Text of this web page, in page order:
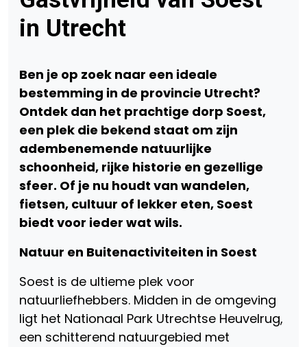
in Utrecht
Ben je op zoek naar een ideale
bestemming in de provincie Utrecht?
Ontdek dan het prachtige dorp Soest,
een plek die bekend staat om zijn
adembenemende natuurlijke
schoonheid, rijke historie en gezellige
sfeer. Of je nu houdt van wandelen,
fietsen, cultuur of lekker eten, Soest
biedt voor ieder wat wils.
Natuur en Buitenactiviteiten in Soest
Soest is de ultieme plek voor
natuurliefhebbers. Midden in de omgeving
ligt het Nationaal Park Utrechtse Heuvelrug,
een schitterend natuurgebied met